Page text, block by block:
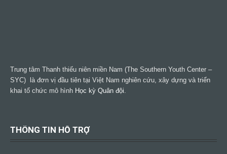
Trung tâm Thanh thiếu niên miền Nam (The Southern Youth Center –
SYC) là đơn vị đầu tiên tại Việt Nam nghiên cứu, xây dựng và triển
khai tổ chức mô hình Học kỳ Quân đội.
THÔNG TIN HỖ TRỢ